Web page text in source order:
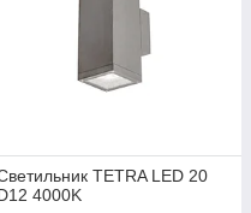
TETRA LED 20
4000K